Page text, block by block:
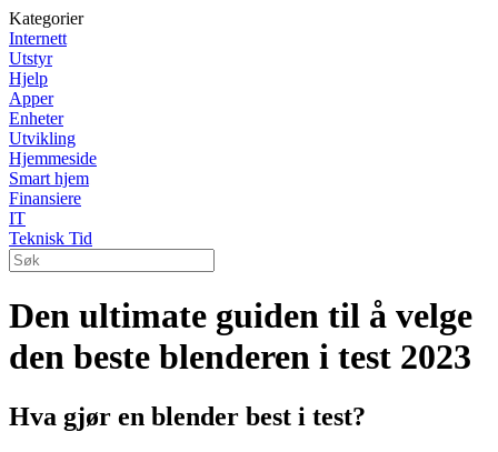
Kategorier
Internett
Utstyr
Hjelp
Apper
Enheter
Utvikling
Hjemmeside
Smart hjem
Finansiere
IT
Teknisk Tid
Den ultimate guiden til å velge
den beste blenderen i test 2023
Hva gjør en blender best i test?